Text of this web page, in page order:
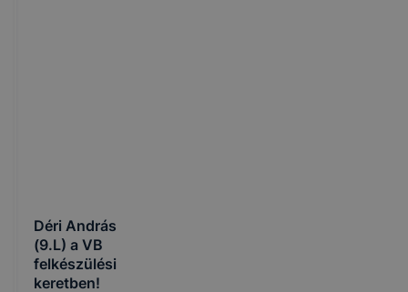
Déri András
(9.L) a VB
felkészülési
keretben!